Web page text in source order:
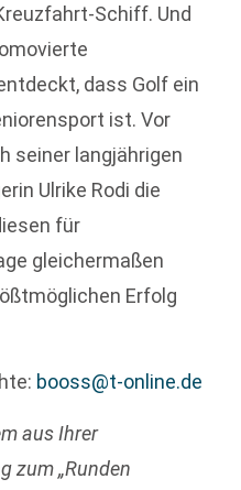
Schiff. Und
dass Golf ein
ist. Vor
seiner langjährigen
Ulrike Rodi die
für
gleichermaßen
Erfolg
booss@t-online.de
aus Ihrer
zum „Runden